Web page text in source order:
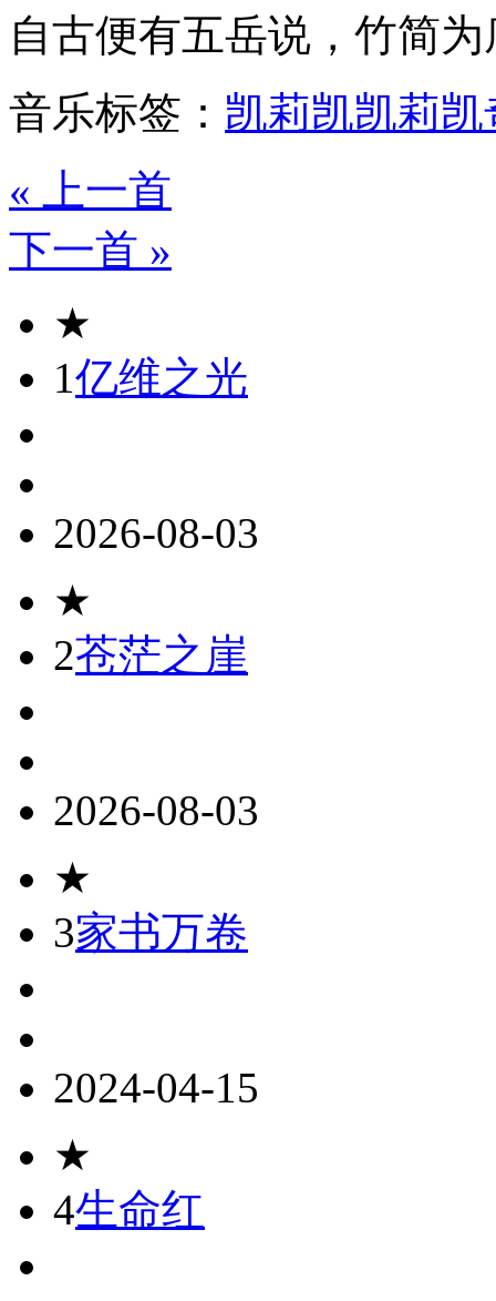
自古便有五岳说，竹简
音乐标签： 凯莉凯凯莉凯
« 上一首
下一首 »
★
1亿维之光
2026-08-03
★
2苍茫之崖
2026-08-03
★
3家书万卷
2024-04-15
★
4生命红